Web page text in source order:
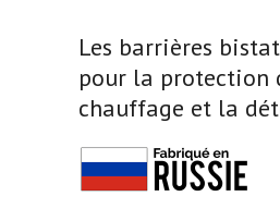
Les barrières
pour la protection
chauffage et la